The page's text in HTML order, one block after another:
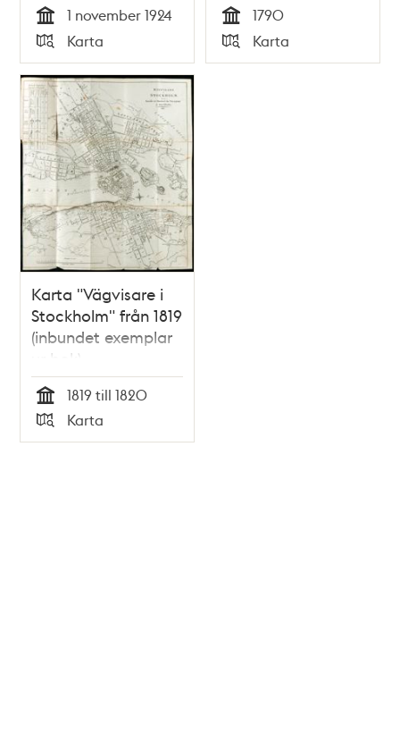
Tid
1 november 1924
Typ
Karta Tid
1790
Typ
Karta
Karta "Vägvisare i
Stockholm" från 1819
(inbundet exemplar
ur bok)
Tid
1819 till 1820
Typ
Karta